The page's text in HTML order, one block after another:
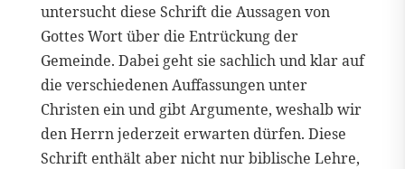
untersucht diese Schrift die Aussagen von
Gottes Wort über die Entrückung der
Gemeinde. Dabei geht sie sachlich und klar auf
die verschiedenen Auffassungen unter
Christen ein und gibt Argumente, weshalb wir
den Herrn jederzeit erwarten dürfen. Diese
Schrift enthält aber nicht nur biblische Lehre,